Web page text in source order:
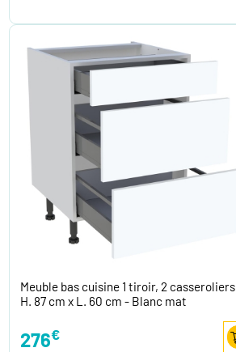
Meuble bas cuisine 1 tiroir, 2 casseroliers
H. 87 cm x L. 60 cm - Blanc mat
276€